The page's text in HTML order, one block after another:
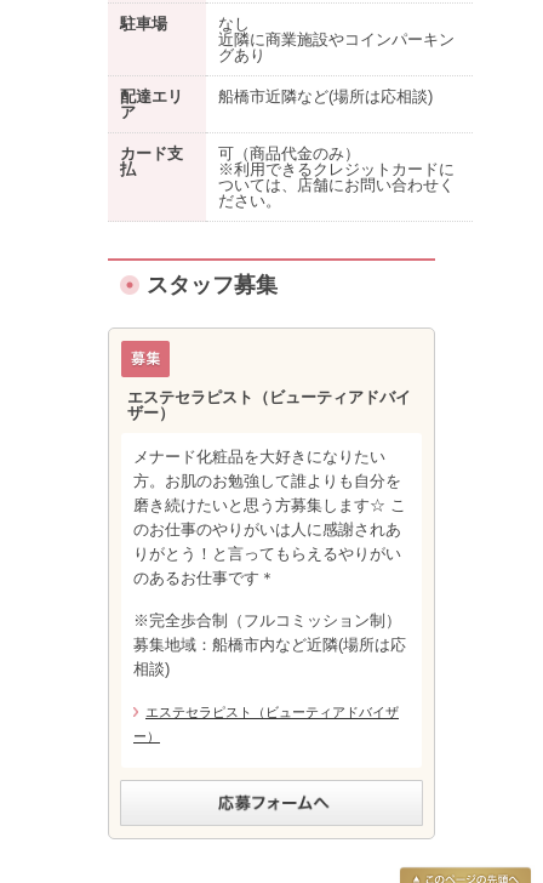
駐車場
なし
近隣に商業施設やコインパーキン
グあり
配達エリ
ア
船橋市近隣など(場所は応相談)
カード支
払
可（商品代金のみ）
※利用できるクレジットカードに
ついては、店舗にお問い合わせく
ださい。
スタッフ募集
エステセラピスト（ビューティアドバイ
ザー）
メナード化粧品を大好きになりたい
方。お肌のお勉強して誰よりも自分を
磨き続けたいと思う方募集します☆ こ
のお仕事のやりがいは人に感謝されあ
りがとう！と言ってもらえるやりがい
のあるお仕事です＊
※完全歩合制（フルコミッション制）
募集地域：船橋市内など近隣(場所は応
相談)
エステセラピスト（ビューティアドバイザ
ー）